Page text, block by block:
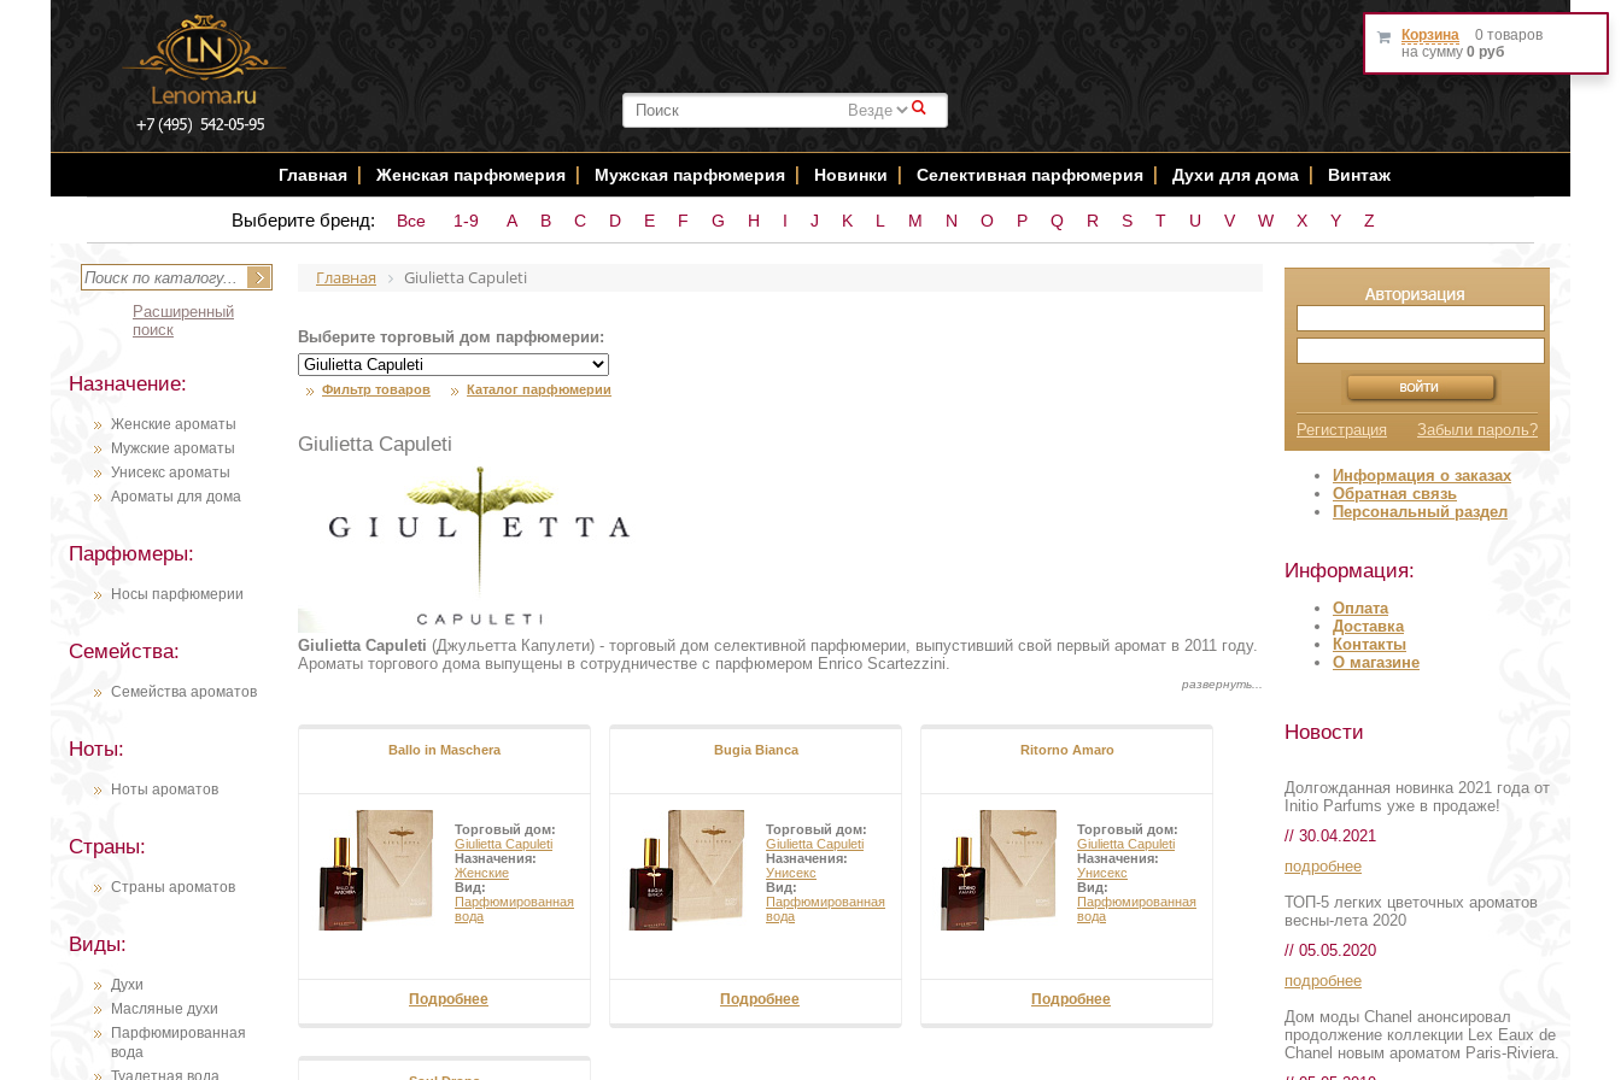
#
Главная Женская парфюмерия Мужская парфюмерия Новинки Селективная парфюмерия Духи для дома Винтаж
Выберите бренд: Все 1-9 A B C D E F G H I J K L M N O P Q R S T U V W X Y Z
Расширенный
поиск
Назначение:
Женские ароматы
Мужские ароматы
Унисекс ароматы
Ароматы для дома
Парфюмеры:
Носы парфюмерии
Семейства:
Семейства ароматов
Ноты:
Ноты ароматов
Страны:
Страны ароматов
Виды:
Духи
Масляные духи
Парфюмированная
вода
Туалетная вода
Главная Giulietta Capuleti
Выберите торговый дом парфюмерии:
Фильтр товаров Каталог парфюмерии
Giulietta Capuleti
Giulietta Capuleti (Джульетта Капулети) - торговый дом селективной парфюмерии, выпустивший свой первый аромат в 2011 году.
Ароматы торгового дома выпущены в сотрудничестве с парфюмером Enrico Scartezzini.
Ballo in Maschera
Торговый дом:
Giulietta Capuleti
Назначения:
Женские
Вид:
Парфюмированная
вода
Подробнее
Bugia Bianca
Торговый дом:
Giulietta Capuleti
Назначения:
Унисекс
Вид:
Парфюмированная
вода
Подробнее
Ritorno Amaro
Торговый дом:
Giulietta Capuleti
Назначения:
Унисекс
Вид:
Парфюмированная
вода
Подробнее
Корзина
0 товаров
на сумму 0 руб
Регистрация Забыли пароль?
Информация о заказах
Обратная связь
Персональный раздел
Информация:
Оплата
Доставка
Контакты
О магазине
Новости
Долгожданная новинка 2021 года от
Initio Parfums уже в продаже!
// 30.04.2021
подробнее
ТОП-5 легких цветочных ароматов
весны-лета 2020
// 05.05.2020
подробнее
Дом моды Chanel анонсировал
продолжение коллекции Lex Eaux de
Chanel новым ароматом Paris-Riviera.